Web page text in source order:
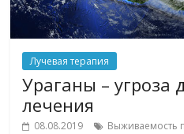
Лучевая терапия
Ураганы – угроза
лечения
08.08.2019 Выживаемость